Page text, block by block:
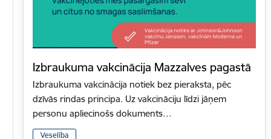
Izbraukuma vakcinācija Mazzalves pagastā
Izbraukuma vakcinācija notiek bez pieraksta, pēc
dzīvās rindas principa. Uz vakcināciju līdzi jāņem
personu apliecinošs dokuments…
Veselība